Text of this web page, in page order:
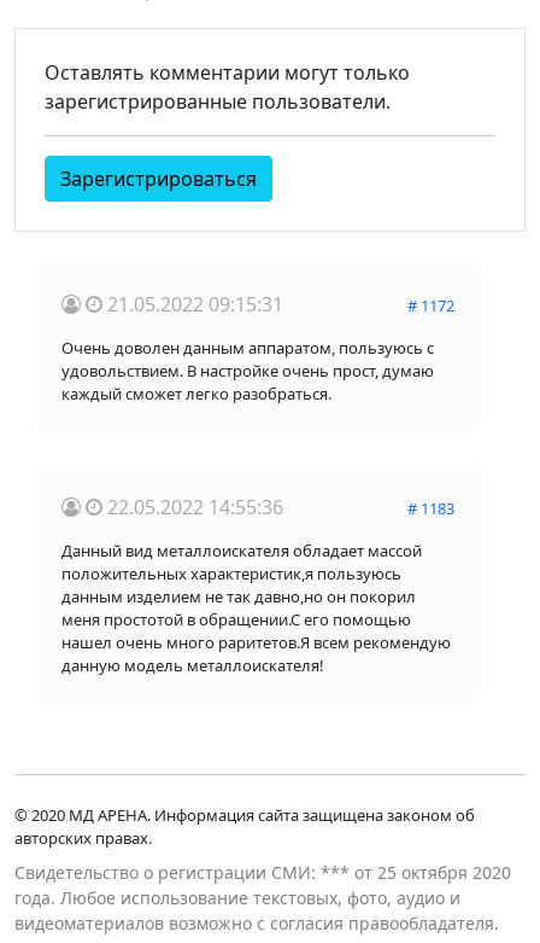
Оставлять комментарии могут только
зарегистрированные пользователи.
Зарегистрироваться
# 1172
21.05.2022 09:15:31
Очень доволен данным аппаратом, пользуюсь с
удовольствием. В настройке очень прост, думаю
каждый сможет легко разобраться.
# 1183
22.05.2022 14:55:36
Данный вид металлоискателя обладает массой
положительных характеристик,я пользуюсь
данным изделием не так давно,но он покорил
меня простотой в обращении.С его помощью
нашел очень много раритетов.Я всем рекомендую
данную модель металлоискателя!
© 2020 МД АРЕНА. Информация сайта защищена законом об
авторских правах.
Свидетельство о регистрации СМИ: *** от 25 октября 2020
года. Любое использование текстовых, фото, аудио и
видеоматериалов возможно с согласия правообладателя.